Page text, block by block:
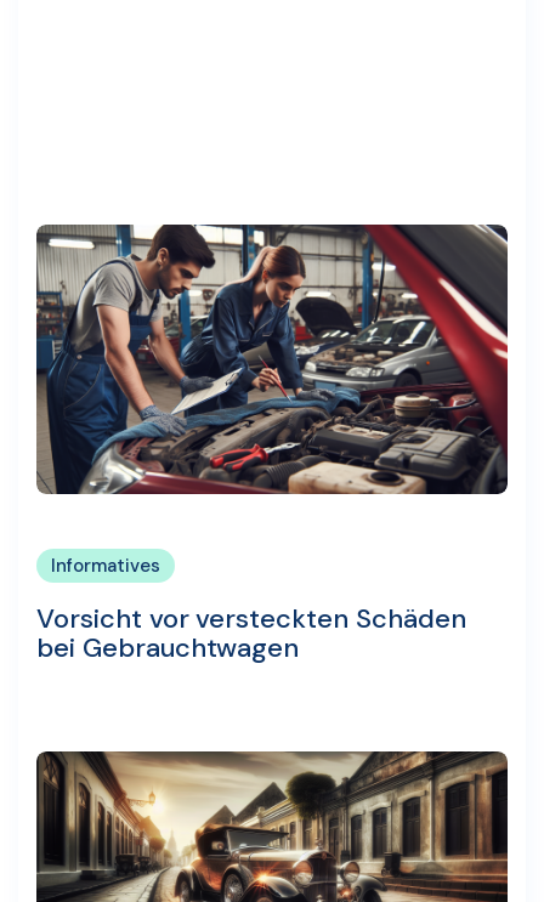
Informatives
Vorsicht vor versteckten Schäden
bei Gebrauchtwagen